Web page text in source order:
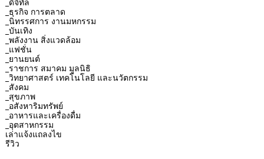
_ธุรกิจ การตลาด
_นิทรรศการ งานมหกรรม
_บันเทิง
_พลังงาน สิ่งแวดล้อม
_แฟชั่น
_ยานยนต์
_ราชการ สมาคม มูลนิธิ
_วิทยาศาสตร์ เทคโนโลยี และนวัตกรรม
_สังคม
_สุขภาพ
_อสังหาริมทรัพย์
_อาหารและเครื่องดื่ม
_อุตสาหกรรม
เล่าแจ้งแถลงไข
รีวิว